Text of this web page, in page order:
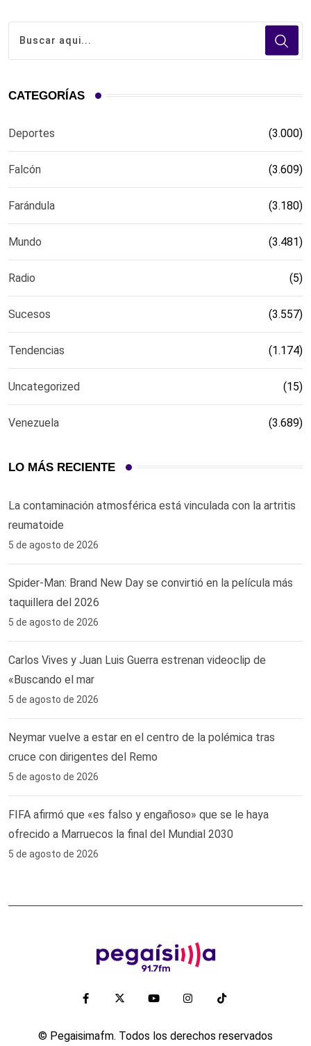
CATEGORÍAS
Deportes (3.000)
Falcón (3.609)
Farándula (3.180)
Mundo (3.481)
Radio (5)
Sucesos (3.557)
Tendencias (1.174)
Uncategorized (15)
Venezuela (3.689)
LO MÁS RECIENTE
La contaminación atmosférica está vinculada con la artritis
reumatoide
5 de agosto de 2026
Spider-Man: Brand New Day se convirtió en la película más
taquillera del 2026
5 de agosto de 2026
Carlos Vives y Juan Luis Guerra estrenan videoclip de
«Buscando el mar
5 de agosto de 2026
Neymar vuelve a estar en el centro de la polémica tras
cruce con dirigentes del Remo ‎
5 de agosto de 2026
FIFA afirmó que «es falso y engañoso» que se le haya
ofrecido a Marruecos la final del Mundial 2030
5 de agosto de 2026
© Pegaisimafm. Todos los derechos reservados